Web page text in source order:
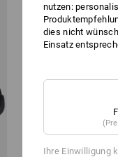
nutzen:
dies nicht
Einsatz
Ihre Einwilligung